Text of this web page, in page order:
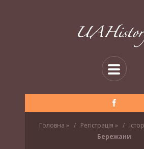
Головна » Регістрація »
Бережани